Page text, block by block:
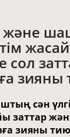
сол
зияны
сән
заттар
зияны